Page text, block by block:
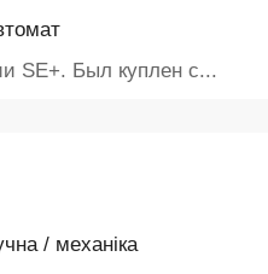
SE+. Был куплен с...
/ механіка